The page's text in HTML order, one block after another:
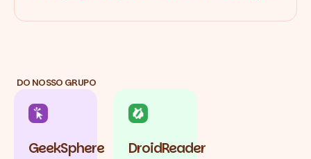
DO NOSSO GRUPO
GeekSphere DroidReader